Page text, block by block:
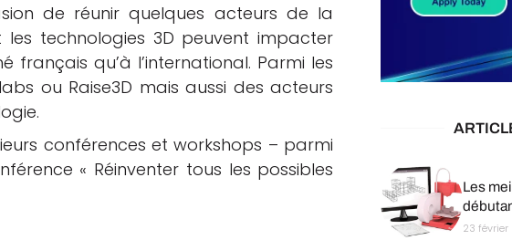
de réunir quelques acteurs de la
technologies 3D peuvent impacter
qu’à l’international. Parmi les
ou Raise3D mais aussi des acteurs
conférences et workshops – parmi
« Réinventer tous les possibles
Les
23 février